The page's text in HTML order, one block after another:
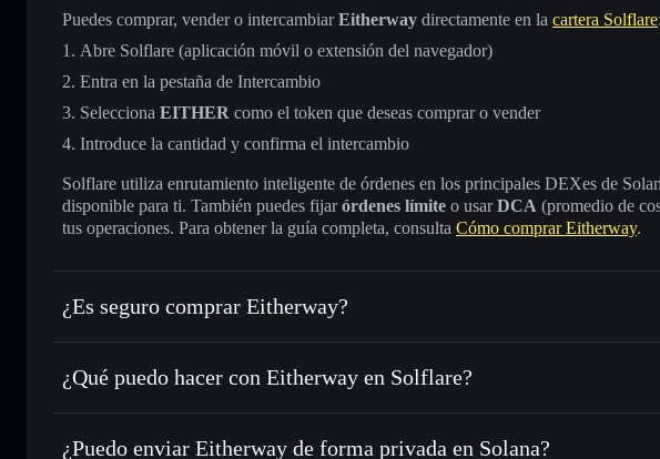
Puedes comprar, vender o intercambiarEitherway directamente en la cartera Solflare:
Abre Solflare (aplicación móvil o extensión del navegador)
Entra en la pestaña de Intercambio
Selecciona EITHER como el token que deseas comprar o vender
Introduce la cantidad y confirma el intercambio
Solflare utiliza enrutamiento inteligente de órdenes en los principales DEXes de
disponible para ti. También puedes fijarórdenes límite o usarDCA (promedio de
tus operaciones. Para obtener la guía completa, consulta Cómo comprar Eitherway.
¿Es seguro comprar Eitherway?
Eitherway token verificado
¿Qué puedo hacer con Eitherway en Solflare?
Eitherway
cartera de Solflare
Intercambiar al instante: operar con EITHER para SOL, USDC o miles de otros
¿Puedo enviar Eitherway de forma privada en Solana?